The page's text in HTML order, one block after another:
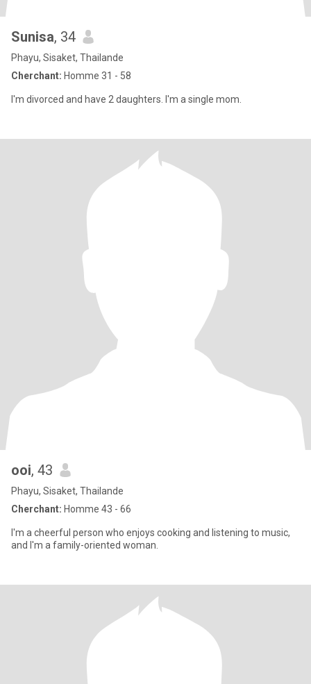
Sunisa, 34
Phayu, Sisaket, Thailande
Cherchant: Homme 31 - 58
I'm divorced and have 2 daughters. I'm a single mom.
ooi, 43
Phayu, Sisaket, Thailande
Cherchant: Homme 43 - 66
I'm a cheerful person who enjoys cooking and listening to music,
and I'm a family-oriented woman.